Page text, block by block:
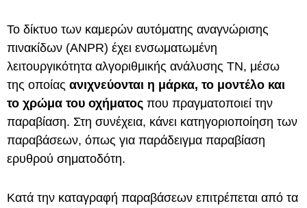
Το δίκτυο των καμερών αυτόματης αναγνώρισης
πινακίδων (ANPR) έχει ενσωματωμένη
λειτουργικότητα αλγοριθμικής ανάλυσης ΤΝ, μέσω
της οποίας ανιχνεύονται η μάρκα, το μοντέλο και
το χρώμα του οχήματος που πραγματοποιεί την
παραβίαση. Στη συνέχεια, κάνει κατηγοριοποίηση των
παραβάσεων, όπως για παράδειγμα παραβίαση
ερυθρού σηματοδότη.
Κατά την καταγραφή παραβάσεων επιτρέπεται από τα